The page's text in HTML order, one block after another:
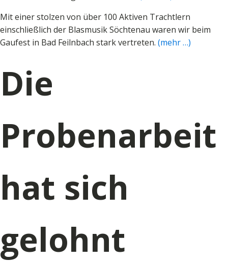
Mit einer stolzen von über 100 Aktiven Trachtlern
einschließlich der Blasmusik Söchtenau waren wir beim
Gaufest in Bad Feilnbach stark vertreten. (mehr …)
Die
Probenarbeit
hat sich
gelohnt